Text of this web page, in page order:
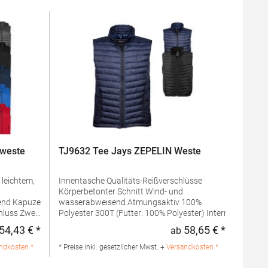
Zwei
Regulärer Preis:
54,43 € *
*
TJ9632 Tee Jays ZEPELIN Weste
Innentasche Qualitäts-Reißverschlüsse
Körperbetonter Schnitt Wind- und
wasserabweisend Atmungsaktiv 100%
Polyester 300T (Futter: 100% Polyester) Interner
Produktsicherheit: Herst.-Nr.: 9632Hersteller:
Regulärer
ab 58,65 € *
* Preise inkl. gesetzlicher Mwst. + Versandkosten *